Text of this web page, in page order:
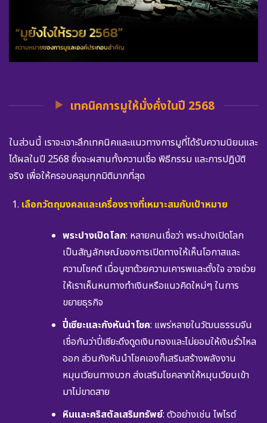
เทคนิคการมูให้มั่งคั่งในปี 2568
ในส่วนนี้ เราจะเจาะลึกเทคนิคและแนวทางการมูที่ได้รับความนิยมและ
ได้ผลในปี 2568 ซึ่งจะผสานทั้งความเชื่อ พิธีกรรม และการปฏิบัติ
จริง เพื่อให้ครอบคลุมทุกมิติมากที่สุด
เลือกวัตถุมงคลและเครื่องรางที่เหมาะสมกับเป้าหมาย
พระปางเปิดโลก: หลายคนเชื่อว่า พระปางเปิดโลก
เป็นสัญลักษณ์ของการเปิดทางให้เห็นโอกาสและ
ความโชคดี เมื่อบูชาด้วยความเคารพและตั้งใจ อาจช่วย
ให้เราเห็นหนทางทำเงินหรือแนวคิดใหม่ๆ ในการ
ขยายธุรกิจ
ปี่เซียะและกังหันนำโชค: แพร่หลายในวัฒนธรรมจีน
เชื่อกันว่าปี่เซียะดึงดูดเงินทองและไม่ยอมให้เงินรั่วไหล
ออก ส่วนกังหันนำโชคเองก็เสริมสร้างพลังงาน
หมุนเวียนทางบวก ส่งเสริมโชคลาภให้หมุนเวียนเข้า
มาไม่ขาดสาย
หินและคริสตัลเสริมทรัพย์: ตัวอย่างเช่น ไพไรต์